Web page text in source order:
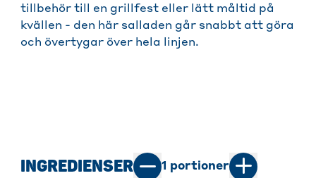
tillbehör till en grillfest eller lätt måltid på
kvällen - den här salladen går snabbt att göra
och övertygar över hela linjen.
INGREDIENSER 1 portioner